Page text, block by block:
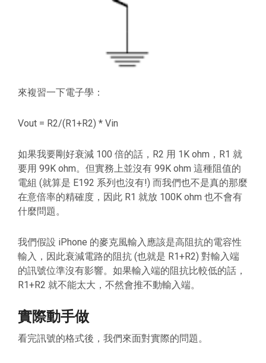
來複習一下電子學：
Vout = R2/(R1+R2) * Vin
如果我要剛好衰減 100 倍的話，R2 用 1K ohm，R1 就
要用 99K ohm。但實務上並沒有 99K ohm 這種阻值的
電組 (就算是 E192 系列也沒有!) 而我們也不是真的那麼
在意倍率的精確度，因此 R1 就放 100K ohm 也不會有
什麼問題。
我們假設 iPhone 的麥克風輸入應該是高阻抗的電容性
輸入，因此衰減電路的阻抗 (也就是 R1+R2) 對輸入端
的訊號位準沒有影響。如果輸入端的阻抗比較低的話，
R1+R2 就不能太大，不然會推不動輸入端。
實際動手做
看完訊號的格式後，我們來面對實際的問題。